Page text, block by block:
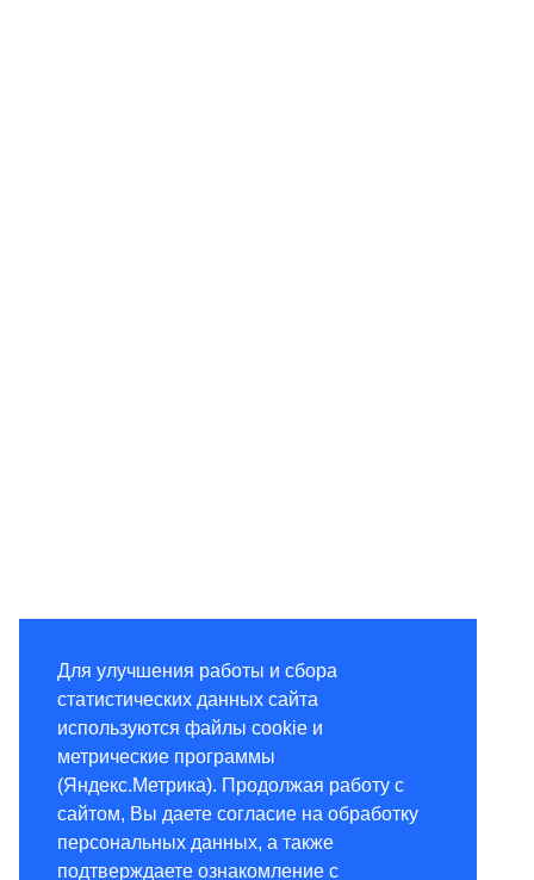
Для улучшения работы и сбора
статистических данных сайта
используются файлы cookie и
метрические программы
(Яндекс.Метрика). Продолжая работу с
сайтом, Вы даете согласие на обработку
персональных данных, а также
подтверждаете ознакомление с